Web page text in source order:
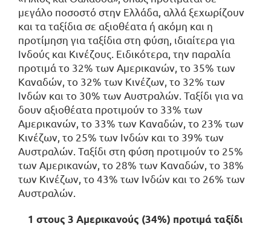
μεγάλο ποσοστό στην Ελλάδα, αλλά ξεχωρίζουν
και τα ταξίδια σε αξιοθέατα ή ακόμη και η
προτίμηση για ταξίδια στη φύση, ιδιαίτερα για
Ινδούς και Κινέζους. Ειδικότερα, την παραλία
προτιμά το 32% των Αμερικανών, το 35% των
Καναδών, το 32% των Κινέζων, το 32% των
Ινδών και το 30% των Αυστραλών. Ταξίδι για να
δουν αξιοθέατα προτιμούν το 33% των
Αμερικανών, το 33% των Καναδών, το 23% των
Κινέζων, το 25% των Ινδών και το 39% των
Αυστραλών. Ταξίδι στη φύση προτιμούν το 25%
των Αμερικανών, το 28% των Καναδών, το 38%
των Κινέζων, το 43% των Ινδών και το 26% των
Αυστραλών.
1 στους 3 Αμερικανούς (34%) προτιμά ταξίδι